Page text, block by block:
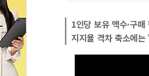
1인당 보유 액수·구
지지율 격차 축소에